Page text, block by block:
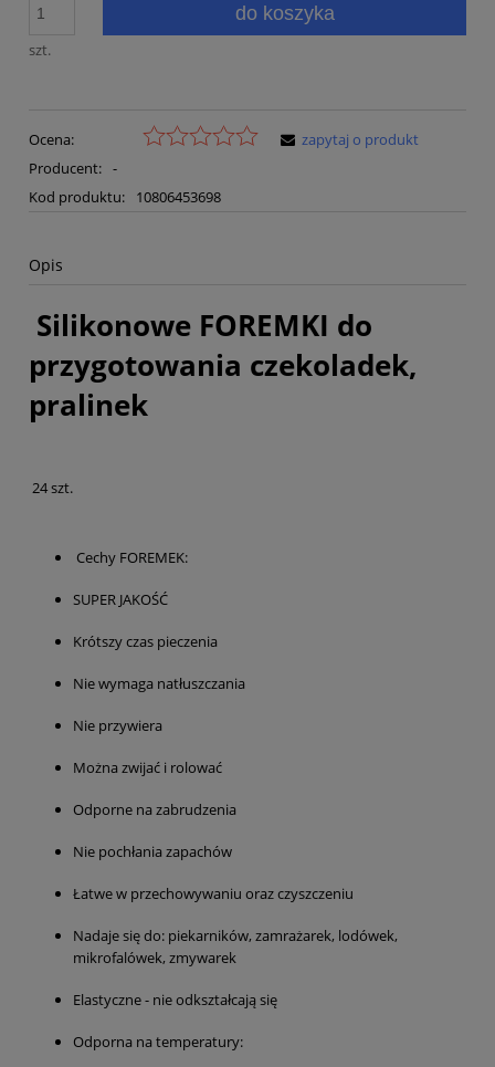
szt.
do koszyka
Ocena:
Producent: -
Kod produktu:
10806453698
zapytaj o produkt
Opis
Silikonowe FOREMKI do
przygotowania czekoladek,
pralinek
24 szt.
Cechy FOREMEK:
SUPER JAKOŚĆ
Krótszy czas pieczenia
Nie wymaga natłuszczania
Nie przywiera
Można zwijać i rolować
Odporne na zabrudzenia
Nie pochłania zapachów
Łatwe w przechowywaniu oraz czyszczeniu
Nadaje się do: piekarników, zamrażarek, lodówek,
mikrofalówek, zmywarek
Elastyczne - nie odkształcają się
Odporna na temperatury: